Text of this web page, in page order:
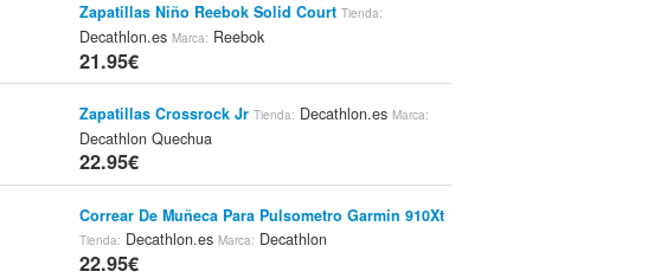
Zapatillas Niño Reebok Solid Court Tienda:
Decathlon.es Marca: Reebok
21.95€
Zapatillas Crossrock Jr Tienda: Decathlon.es Marca:
Decathlon Quechua
22.95€
Correar De Muñeca Para Pulsometro Garmin 910Xt
Tienda: Decathlon.es Marca: Decathlon
22.95€